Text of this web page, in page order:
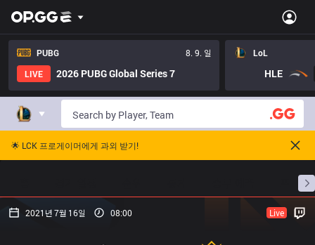
PUBG
8. 9. 일
LIVE
2026 PUBG Global Series 7
LoL
HLE
🌟 LCK 프로게이머에게 과외 받기!
프로빌
2021년 7월 16일 08:00 Live